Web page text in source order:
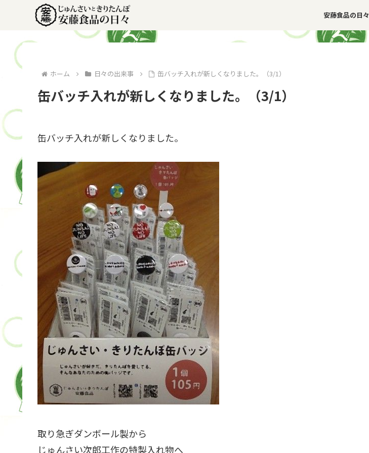
安藤食品の日々
ホーム 日々の出来事 缶バッチ入れが新しくなりました。（3/1）
缶バッチ入れが新しくなりました。（3/1）
缶バッチ入れが新しくなりました。
取り急ぎダンボール製から
じゅんさい次郎工作の特製入れ物へ